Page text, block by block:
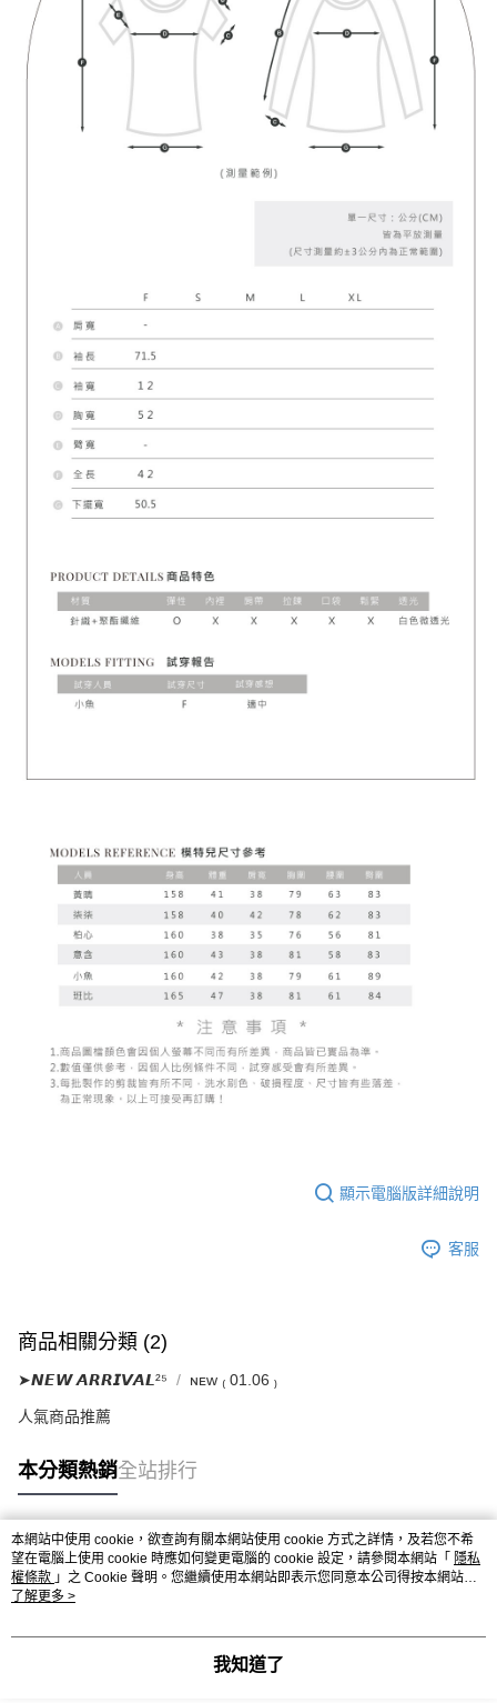
顯示電腦版詳細說明
客服
商品相關分類 (2)
➤𝙉𝙀𝙒 𝘼𝙍𝙍𝙄𝙑𝘼𝙇²⁵ ɴᴇᴡ ₍ 01.06 ₎
人氣商品推薦
本分類熱銷全站排行
熱門標籤
本網站中使用 cookie，欲查詢有關本網站使用 cookie 方式之詳情，及若您不希
望在電腦上使用 cookie 時應如何變更電腦的 cookie 設定，請參閱本網站「 隱私
權條款 」之 Cookie 聲明。您繼續使用本網站即表示您同意本公司得按本網站使
用條款之 Cookie 聲明使用 cookie。
了解更多 >
我知道了